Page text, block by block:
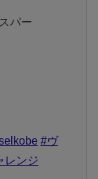
パー
#ヴ
レンジ